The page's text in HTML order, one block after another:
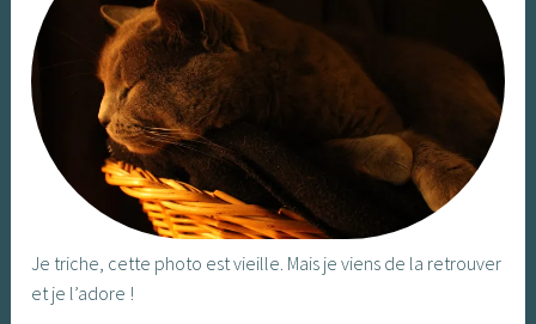
Je triche, cette photo est vieille. Mais je viens de la retrouver
et je l’adore !